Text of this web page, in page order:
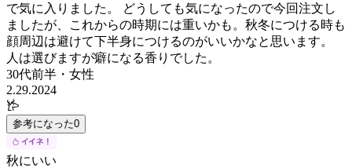
で気に入りました。 どうしても気になったので今回注文し
ましたが、これからの時期には重いかも。秋冬につける時も
顔周辺は避けて下半身につけるのがいいかなと思います。
人は選びますが癖になる香りでした。
30代前半 ・ 女性
2.29.2024
𐂂
参考になった0
秋にいい